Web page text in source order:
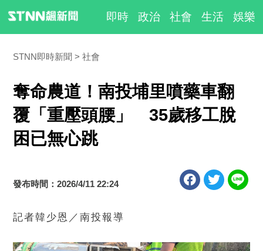
即時 政治 社會 生活 娛樂
STNN即時新聞 社會
奪命農道！南投埔里噴藥車翻
覆「重壓頭腰」 35歲移工脫
困已無心跳
發布時間：2026/4/11 22:24
記者韓少恩／南投報導